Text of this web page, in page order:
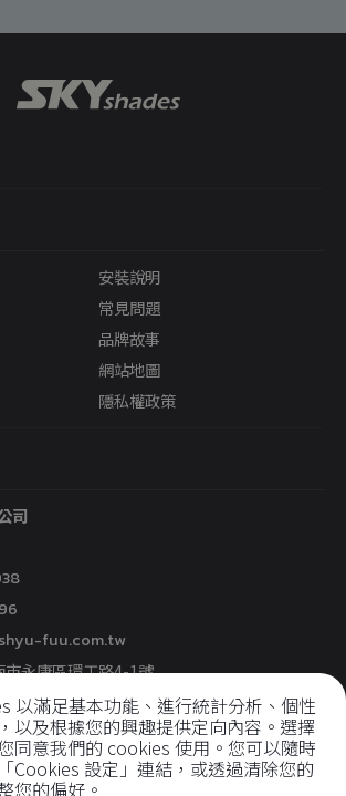
安裝說明
常見問題
品牌故事
網站地圖
隱私權政策
司
fuu.com.tw
市永康區環工路4-1號
以滿足基本功能、進行統計分析、個性
以及根據您的興趣提供定向內容。選擇
同意我們的 cookies 使用。您可以隨時
Cookies 設定」連結，或透過清除您的
您的偏好。